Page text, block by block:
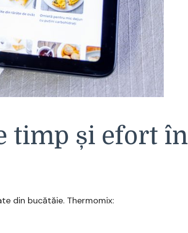
timp și efort în
din bucătăie. Thermomix: